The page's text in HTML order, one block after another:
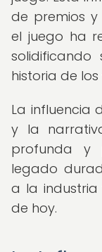
de premios
el juego ha
historia de
La influencia
y la
profunda y
legado
a la
de hoy.